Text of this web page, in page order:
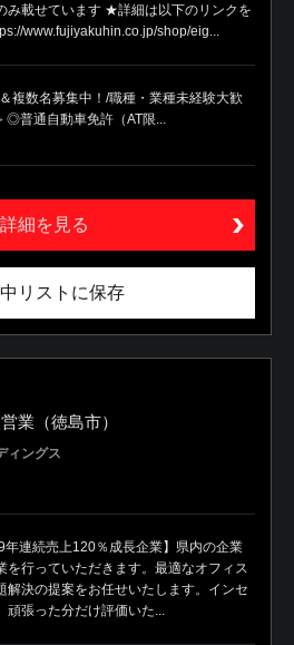
み載せています ★詳細は以下のリンクを
www.fujiyakuhin.co.jp/shop/eig...
複数名募集中！/職種・業種未経験大歓
◎普通自動車免許（AT限...
詳細を見る
リストに保存
業（徳島市）
ィングス
年連続売上120％成長企業】県内の企業
を行っていただきます。最適なオフィス
解決の提案をお任せいたします。インセ
頑張った分だけ評価いた...